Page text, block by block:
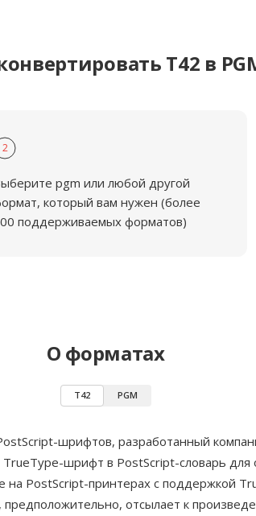
T42 в
2
pgm или любой другой
который вам нужен (более
поддерживаемых форматов)
О форматах
T42 PGM
шрифтов, разработанный
шрифт в PostScript-словарь для
на PostScript-принтерах с поддержкой
предположительно, отсылает к